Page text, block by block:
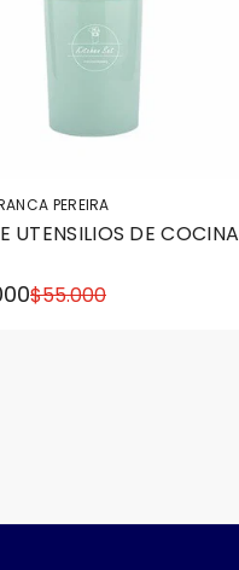
PEREIRA
UTENSILIOS DE COCINA
$55.000